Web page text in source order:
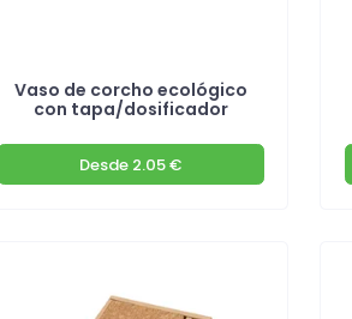
Vaso de corcho ecológico
con tapa/dosificador
Desde 2.05 €